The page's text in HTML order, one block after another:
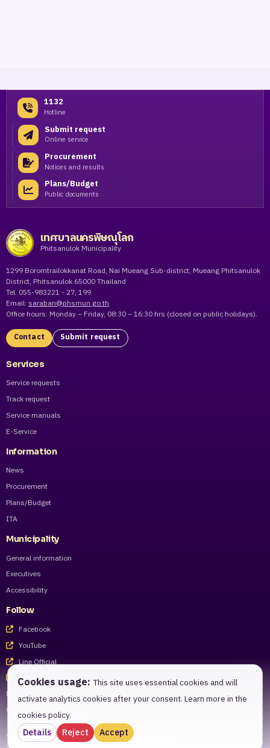
1132
Hotline
Submit request
Online service
Procurement
Notices and results
Plans/Budget
Public documents
เทศบาลนครพิษณุโลก
Phitsanulok Municipality
1299 Boromtrailokkanat Road, Nai Mueang Sub-district, Mueang Phitsanulok
District, Phitsanulok 65000 Thailand
Tel. 055-983221 - 27, 199
Email: saraban@phsmun.go.th
Office hours: Monday – Friday, 08:30 – 16:30 hrs (closed on public holidays).
Contact Submit request
Services
Service requests
Track request
Service manuals
E-Service
Information
News
Procurement
Plans/Budget
ITA
Municipality
General information
Executives
Accessibility
Follow
Facebook
YouTube
Line Official
Tiktok
For staff
Call Center 055-983221 - 27
© 2026 Phitsanulok Municipality. All rights reserved.
Cookies usage: This site uses essential cookies and will
activate analytics cookies after your consent. Learn more in the
cookies policy.
Details Reject Accept